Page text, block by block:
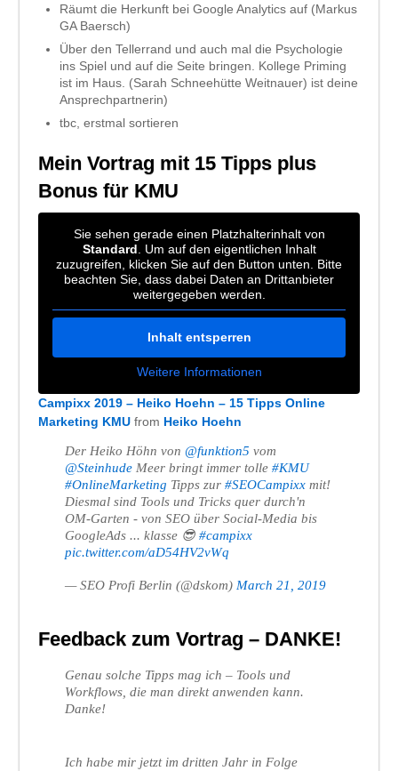
Räumt die Herkunft bei Google Analytics auf (Markus
GA Baersch)
Über den Tellerrand und auch mal die Psychologie
ins Spiel und auf die Seite bringen. Kollege Priming
ist im Haus. (Sarah Schneehütte Weitnauer) ist deine
Ansprechpartnerin)
tbc, erstmal sortieren
Mein Vortrag mit 15 Tipps plus
Bonus für KMU
Sie sehen gerade einen Platzhalterinhalt von
Standard . Um auf den eigentlichen Inhalt
zuzugreifen, klicken Sie auf den Button unten. Bitte
beachten Sie, dass dabei Daten an Drittanbieter
weitergegeben werden.
Inhalt entsperren
Weitere Informationen
Campixx 2019 – Heiko Hoehn – 15 Tipps Online
Marketing KMU from Heiko Hoehn
Der Heiko Höhn von @funktion5 vom
@SteinhudeMeer bringt immer tolle #KMU
#OnlineMarketing Tipps zur #SEOCampixxmit!
Diesmal sind Tools und Tricks quer durch'n
OM-Garten - von SEO über Social-Media bis
GoogleAds ... klasse 😎 #campixx
pic.twitter.com/aD54HV2vWq
— SEO Profi Berlin (@dskom) March 21, 2019
Feedback zum Vortrag – DANKE!
Genau solche Tipps mag ich – Tools und
Workflows, die man direkt anwenden kann.
Danke!
Ich habe mir jetzt im dritten Jahr in Folge